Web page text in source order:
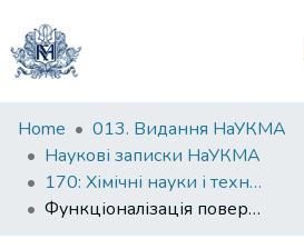
Communities
&
Collections
All of DSpace
Home
013. Видання НаУКМА
Наукові записки НаУКМА
170: Хімічні науки і технології
Функціоналізація поверхні текстурованих пластин кремнію багатошаровими вуглецевими нанотрубками